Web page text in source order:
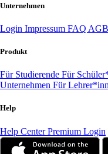
Unternehmen
Login Impressum FAQ AGB
Produkt
Für Studierende Für
Unternehmen Für
Help
Help CenterPremium Login